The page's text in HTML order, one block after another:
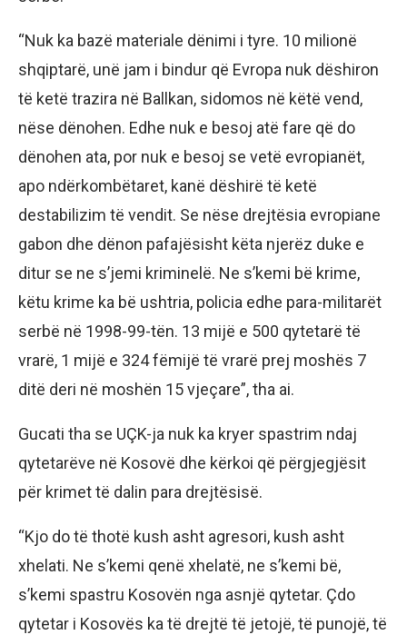
“Nuk ka bazë materiale dënimi i tyre. 10 milionë
shqiptarë, unë jam i bindur që Evropa nuk dëshiron
të ketë trazira në Ballkan, sidomos në këtë vend,
nëse dënohen. Edhe nuk e besoj atë fare që do
dënohen ata, por nuk e besoj se vetë evropianët,
apo ndërkombëtaret, kanë dëshirë të ketë
destabilizim të vendit. Se nëse drejtësia evropiane
gabon dhe dënon pafajësisht këta njerëz duke e
ditur se ne s’jemi kriminelë. Ne s’kemi bë krime,
këtu krime ka bë ushtria, policia edhe para-militarët
serbë në 1998-99-tën. 13 mijë e 500 qytetarë të
vrarë, 1 mijë e 324 fëmijë të vrarë prej moshës 7
ditë deri në moshën 15 vjeçare”, tha ai.
Gucati tha se UÇK-ja nuk ka kryer spastrim ndaj
qytetarëve në Kosovë dhe kërkoi që përgjegjësit
për krimet të dalin para drejtësisë.
“Kjo do të thotë kush asht agresori, kush asht
xhelati. Ne s’kemi qenë xhelatë, ne s’kemi bë,
s’kemi spastru Kosovën nga asnjë qytetar. Çdo
qytetar i Kosovës ka të drejtë të jetojë, të punojë, të